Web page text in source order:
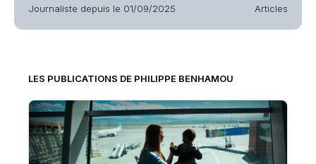
Journaliste depuis le 01/09/2025 Articles
LES PUBLICATIONS DE PHILIPPE BENHAMOU